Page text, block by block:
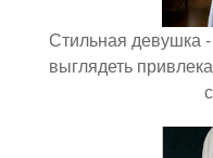
Стильная девушка
выглядеть